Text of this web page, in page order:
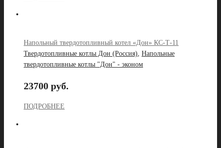
Напольный твердотопливный котел «Дон» КС-Т-11
Твердотопливные котлы Дон (Россия), Напольные
твердотопливные котлы "Дон" - эконом
23700 руб.
ПОДРОБНЕЕ